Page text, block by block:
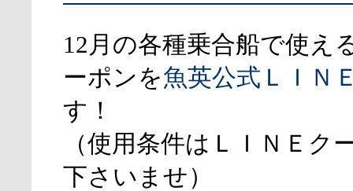
12月の各種乗合船で使え
ーポンを魚英公式ＬＩＮ
す！
（使用条件はＬＩＮＥク
下さいませ）